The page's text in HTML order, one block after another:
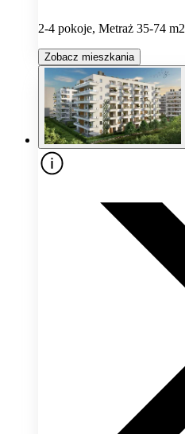
2-4 pokoje, Metraż 35-74 m2
Zobacz mieszkania